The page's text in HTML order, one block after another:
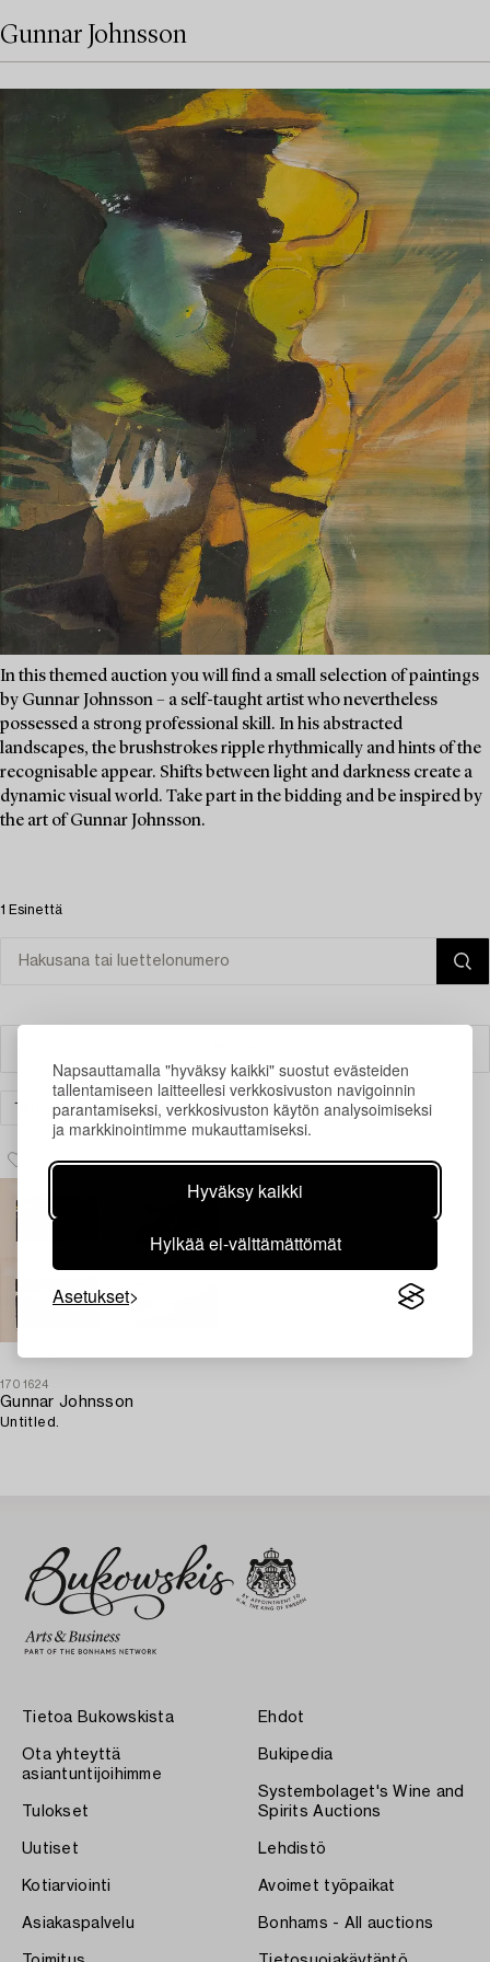
Napsauttamalla "hyväksy kaikki" suostut evästeiden
tallentamiseen laitteellesi verkkosivuston navigoinnin
parantamiseksi, verkkosivuston käytön analysoimiseksi
ja markkinointimme mukauttamiseksi.
Hyväksy kaikki
Hylkää ei-välttämättömät
Asetukset
Gunnar Johnsson
In this themed auction you will find a small selection of paintings
by Gunnar Johnsson – a self-taught artist who nevertheless
possessed a strong professional skill. In his abstracted
landscapes, the brushstrokes ripple rhythmically and hints of the
recognisable appear. Shifts between light and darkness create a
dynamic visual world. Take part in the bidding and be inspired by
the art of Gunnar Johnsson.
1 Esinettä
TAIDE GRAFIIKKA TYHJENNÄ KAIKKI
1701624
Gunnar Johnsson
Untitled.
Tietoa Bukowskista
Ota yhteyttä
asiantuntijoihimme
Tulokset
Uutiset
Kotiarviointi
Asiakaspalvelu
Ehdot
Bukipedia
Systembolaget's Wine and
Spirits Auctions
Lehdistö
Avoimet työpaikat
Bonhams - All auctions